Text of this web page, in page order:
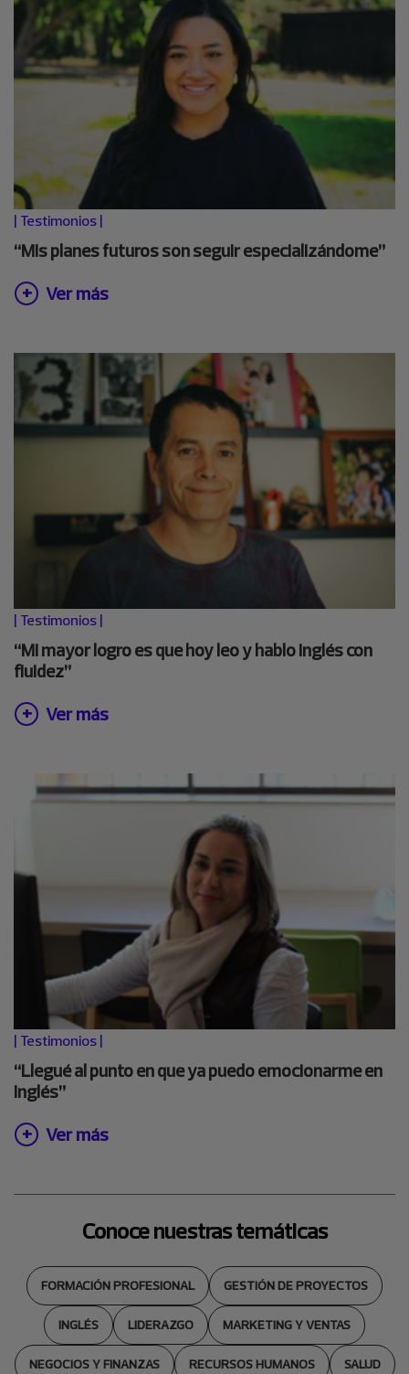
| Testimonios |
“Mis planes futuros son seguir especializándome”
Ver más
| Testimonios |
“Mi mayor logro es que hoy leo y hablo inglés con
fluidez”
Ver más
| Testimonios |
“Llegué al punto en que ya puedo emocionarme en
inglés”
Ver más
Conoce nuestras temáticas
FORMACIÓN PROFESIONAL GESTIÓN DE PROYECTOS
INGLÉS LIDERAZGO MARKETING Y VENTAS
NEGOCIOS Y FINANZAS RECURSOS HUMANOS SALUD